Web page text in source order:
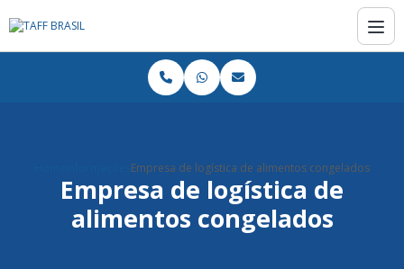
Empresa de logística de alimentos congelados
Empresa de logística de
alimentos congelados